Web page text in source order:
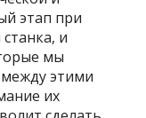
этап при
и
мы
этими
их